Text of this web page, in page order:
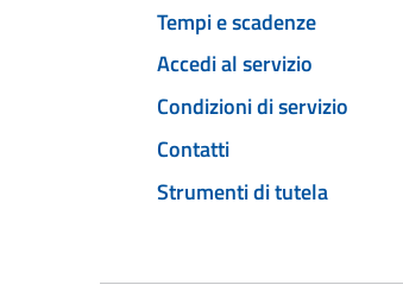
Tempi e scadenze
Accedi al servizio
Condizioni di servizio
Contatti
Strumenti di tutela